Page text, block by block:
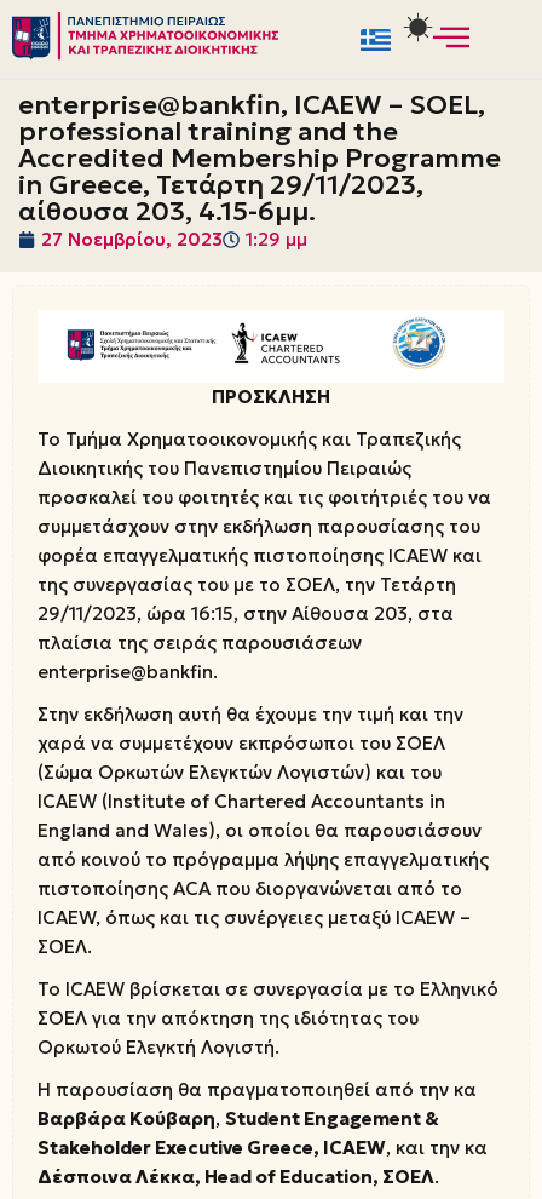
Μεταπηδήστε
περιεχόμενο
enterprise@bankfin, ICAEW – SOEL,
professional training and the
Accredited Membership Programme
in Greece, Τετάρτη 29/11/2023,
αίθουσα 203, 4.15-6μμ.
27 Νοεμβρίου, 2023 1:29 μμ
ΠΡΟΣΚΛΗΣΗ
Το Τμήμα Χρηματοοικονομικής και Τραπεζικής
Διοικητικής του Πανεπιστημίου Πειραιώς
προσκαλεί του φοιτητές και τις φοιτήτριές του να
συμμετάσχουν στην εκδήλωση παρουσίασης του
φορέα επαγγελματικής πιστοποίησης ICAEW και
της συνεργασίας του με το ΣΟΕΛ, την Τετάρτη
29/11/2023, ώρα 16:15, στην Αίθουσα 203, στα
πλαίσια της σειράς παρουσιάσεων
enterprise@bankfin.
Στην εκδήλωση αυτή θα έχουμε την τιμή και την
χαρά να συμμετέχουν εκπρόσωποι του ΣΟΕΛ
(Σώμα Ορκωτών Ελεγκτών Λογιστών) και του
ICAEW (Institute of Chartered Accountants in
England and Wales), οι οποίοι θα παρουσιάσουν
από κοινού το πρόγραμμα λήψης επαγγελματικής
πιστοποίησης ACA που διοργανώνεται από το
ICAEW, όπως και τις συνέργειες μεταξύ ICAEW –
ΣΟΕΛ.
Το ICAEW βρίσκεται σε συνεργασία με το Ελληνικό
ΣΟΕΛ για την απόκτηση της ιδιότητας του
Ορκωτού Ελεγκτή Λογιστή.
Η παρουσίαση θα πραγματοποιηθεί από την κα
Βαρβάρα Κούβαρη, Student Engagement &
Stakeholder Executive Greece, ICAEW, και την κα
Δέσποινα Λέκκα, Head of Education, ΣΟΕΛ.